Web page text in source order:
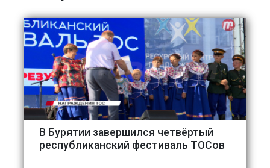
В Бурятии завершился четвёртый
республиканский фестиваль ТОСов